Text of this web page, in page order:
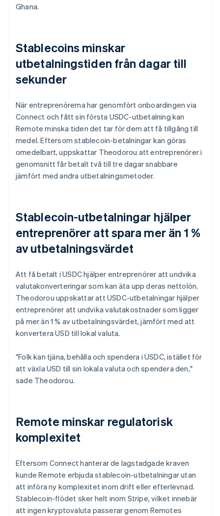
Ghana.
Stablecoins minskar
utbetalningstiden från dagar till
sekunder
När entreprenörerna har genomfört onboardingen via
Connect och fått sin första USDC-utbetalning kan
Remote minska tiden det tar för dem att få tillgång till
medel. Eftersom stablecoin-betalningar kan göras
omedelbart, uppskattar Theodorou att entreprenörer i
genomsnitt får betalt två till tre dagar snabbare
jämfört med andra utbetalningsmetoder.
Stablecoin-utbetalningar hjälper
entreprenörer att spara mer än 1 %
av utbetalningsvärdet
Att få betalt i USDC hjälper entreprenörer att undvika
valutakonverteringar som kan äta upp deras nettolön.
Theodorou uppskattar att USDC-utbetalningar hjälper
entreprenörer att undvika valutakostnader som ligger
på mer än 1 % av utbetalningsvärdet, jämfört med att
konvertera USD till lokal valuta.
"Folk kan tjäna, behålla och spendera i USDC, istället för
att växla USD till sin lokala valuta och spendera den,"
sade Theodorou.
Remote minskar regulatorisk
komplexitet
Eftersom Connect hanterar de lagstadgade kraven
kunde Remote erbjuda stablecoin-utbetalningar utan
att införa ny komplexitet inom drift eller efterlevnad.
Stablecoin-flödet sker helt inom Stripe, vilket innebär
att ingen kryptovaluta passerar genom Remotes